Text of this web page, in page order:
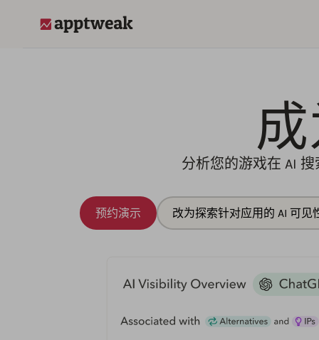
分析您的游戏在 AI
预约演示 改为探索针对应用的 AI 可见